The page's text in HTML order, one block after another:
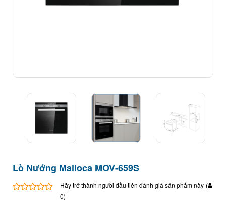
Lò Nướng Malloca MOV-659S
Hãy trở thành người đầu tiên đánh giá sản phẩm này (
0)